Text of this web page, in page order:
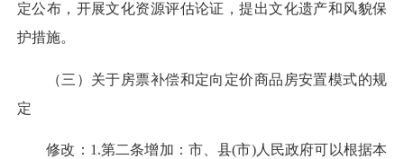
定公布，开展文化资源评估论证，提出文化遗产和风貌保
护措施。
（三）关于房票补偿和定向定价商品房安置模式的规
定
修改：1.第二条增加：市、县(市)人民政府可以根据本